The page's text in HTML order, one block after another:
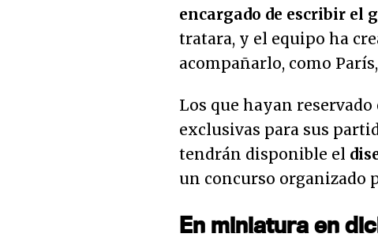
encargado de escribir el
tratara, y el equipo ha
acompañarlo, como
Los que hayan
exclusivas para sus
tendrán disponible el
un concurso organizado
En miniatura en